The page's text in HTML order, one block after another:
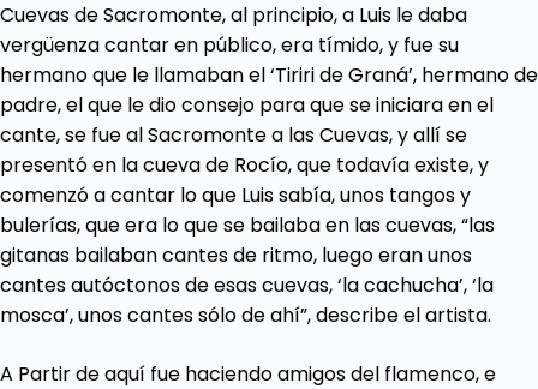
Cuevas de Sacromonte, al principio, a Luis le daba
vergüenza cantar en público, era tímido, y fue su
hermano que le llamaban el ‘Tiriri de Graná’, hermano de
padre, el que le dio consejo para que se iniciara en el
cante, se fue al Sacromonte a las Cuevas, y allí se
presentó en la cueva de Rocío, que todavía existe, y
comenzó a cantar lo que Luis sabía, unos tangos y
bulerías, que era lo que se bailaba en las cuevas, “las
gitanas bailaban cantes de ritmo, luego eran unos
cantes autóctonos de esas cuevas, ‘la cachucha’, ‘la
mosca’, unos cantes sólo de ahí”, describe el artista.
A Partir de aquí fue haciendo amigos del flamenco, e